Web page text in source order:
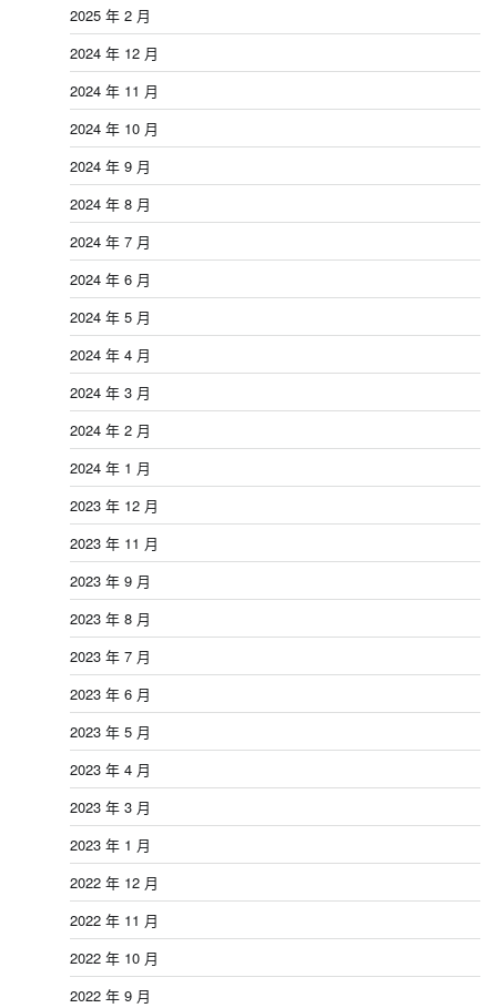
2025 年 2 月
2024 年 12 月
2024 年 11 月
2024 年 10 月
2024 年 9 月
2024 年 8 月
2024 年 7 月
2024 年 6 月
2024 年 5 月
2024 年 4 月
2024 年 3 月
2024 年 2 月
2024 年 1 月
2023 年 12 月
2023 年 11 月
2023 年 9 月
2023 年 8 月
2023 年 7 月
2023 年 6 月
2023 年 5 月
2023 年 4 月
2023 年 3 月
2023 年 1 月
2022 年 12 月
2022 年 11 月
2022 年 10 月
2022 年 9 月